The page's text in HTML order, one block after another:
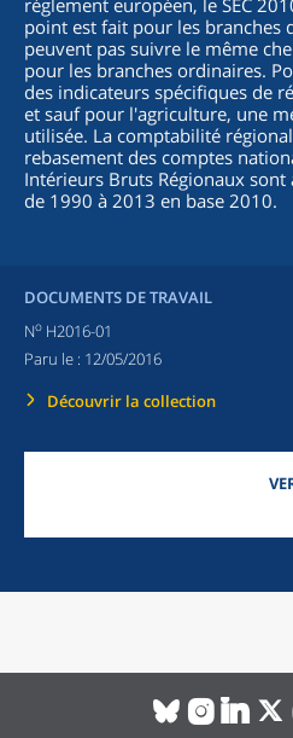
règlement européen, le SEC
point est fait pour les branches
peuvent pas suivre le même
pour les branches ordinaires.
des indicateurs spécifiques de
et sauf pour l'agriculture, une
utilisée. La comptabilité
rebasement des comptes
Intérieurs Bruts Régionaux
de 1990 à 2013 en base 2010.
DOCUMENTS DE TRAVAIL
No H2016-01
Paru le : 12/05/2016
Découvrir la collection